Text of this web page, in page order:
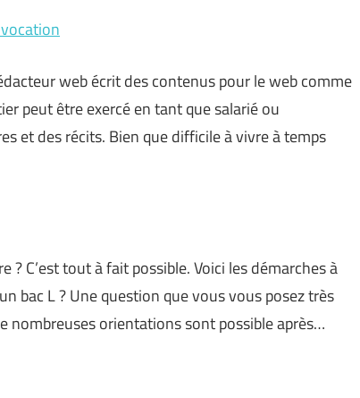
web écrit des contenus pour le web comme
peut être exercé en tant que salarié ou
et des récits. Bien que difficile à vivre à temps
C’est tout à fait possible. Voici les démarches à
bac L ? Une question que vous vous posez très
nombreuses orientations sont possible après…